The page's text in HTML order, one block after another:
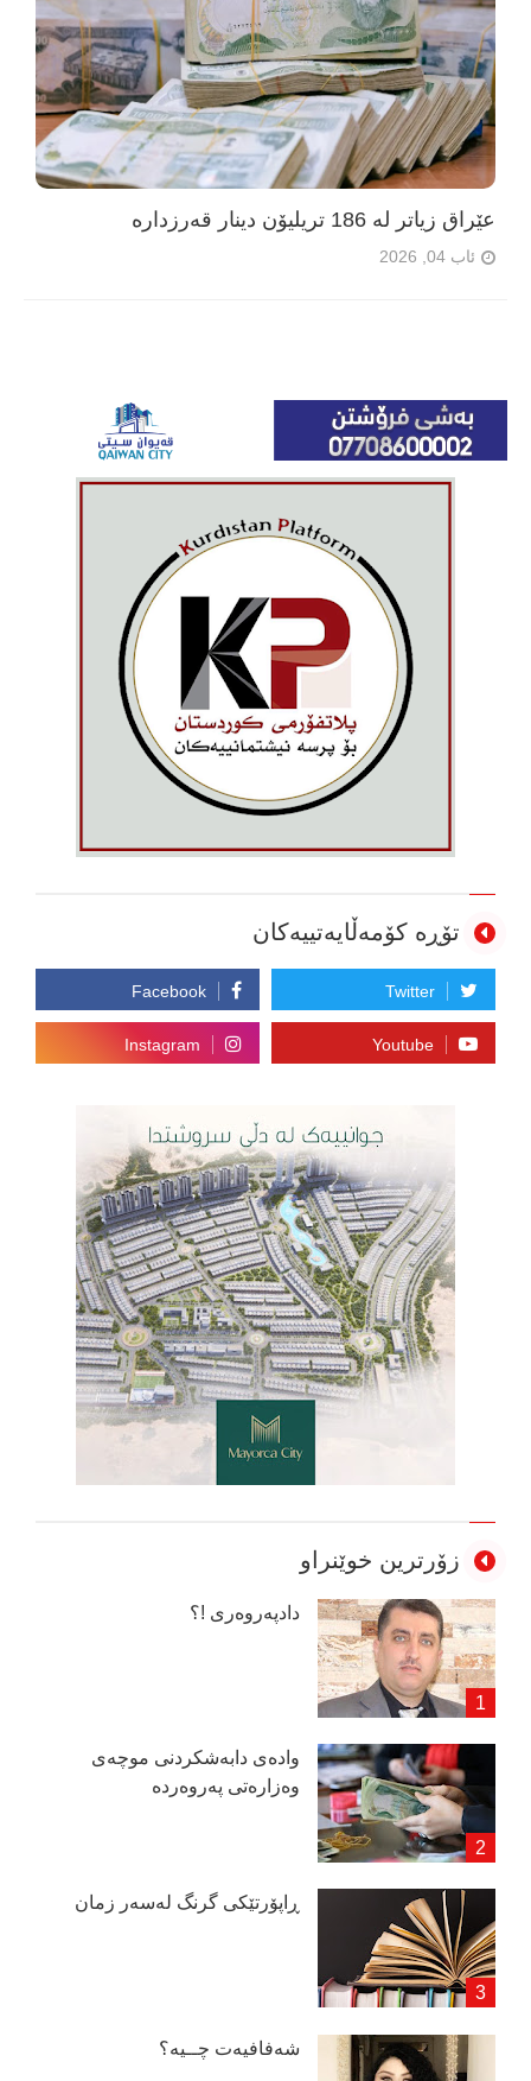
عێراق زیاتر لە 186 تریلیۆن دینار قەرزدارە
ئاب 04, 2026
تۆڕە کۆمەڵایەتییەکان
زۆرترین خوێنراو
دادپەروەری !؟
وادەی دابەشكردنی موچەی
وەزارەتی پەروەردە
ڕاپۆرتێكی گرنگ لەسەر زمان
شەفافیەت چــیە؟